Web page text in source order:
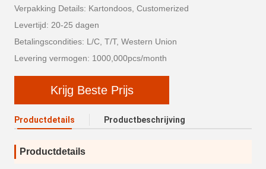
Verpakking Details: Kartondoos, Customerized
Levertijd: 20-25 dagen
Betalingscondities: L/C, T/T, Western Union
Levering vermogen: 1000,000pcs/month
Krijg Beste Prijs
Productdetails Productbeschrijving
Productdetails